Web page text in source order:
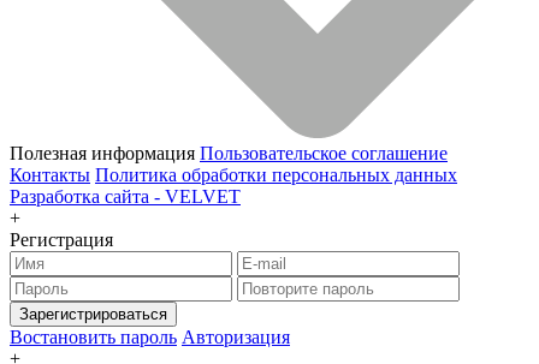
Полезная информация Пользовательское соглашение
Контакты Политика обработки персональных данных
Разработка сайта - VELVET
+
Регистрация
Зарегистрироваться
Востановить пароль Авторизация
+